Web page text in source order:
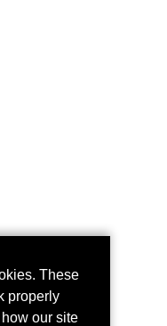
These
properly
our site